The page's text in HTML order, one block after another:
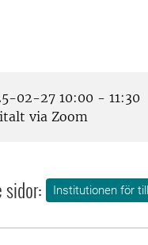
02-27 10:00 - 11:30
via Zoom
sidor: Institutionen för